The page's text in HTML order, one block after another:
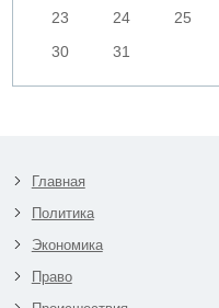
23
24 25
30
31
Главная
Политика
Экономика
Право